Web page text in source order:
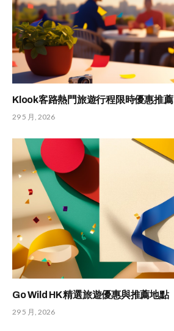
Klook客路熱門旅遊行程限時優惠推薦
29 5 月, 2026
Go Wild HK 精選旅遊優惠與推薦地點
29 5 月, 2026